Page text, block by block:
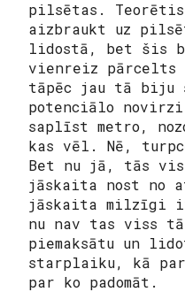
pilsētas.
aizbraukt uz
lidostā, bet šis
vienreiz pārcelts
tāpēc jau tā biju
potenciālo novirzi
saplīst metro,
kas vēl . Nē,
Bet nu jā, tās
jāskaita nost no
jāskaita milzīgi
nu nav tas viss
piemaksātu un
starplaiku, kā
par ko padomāt.